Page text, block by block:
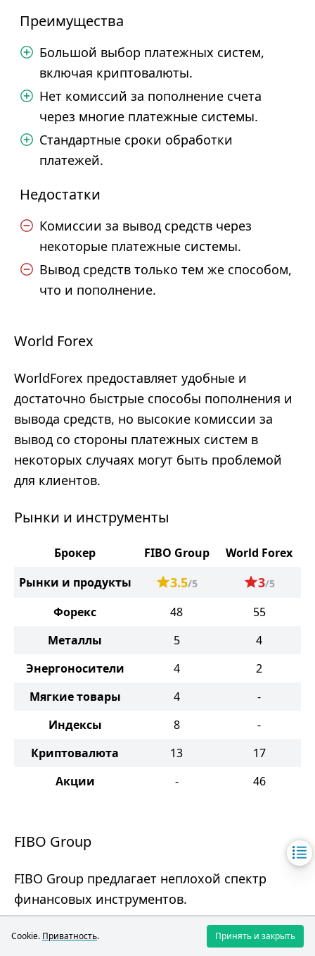
Преимущества
Большой выбор платежных систем,
включая криптовалюты.
Нет комиссий за пополнение счета
через многие платежные системы.
Стандартные сроки обработки
платежей.
Недостатки
Комиссии за вывод средств через
некоторые платежные системы.
Вывод средств только тем же способом,
что и пополнение.
World Forex
WorldForex предоставляет удобные и
достаточно быстрые способы пополнения и
вывода средств, но высокие комиссии за
вывод со стороны платежных систем в
некоторых случаях могут быть проблемой
для клиентов.
Рынки и инструменты
Брокер FIBO Group
World Forex
Рынки и продукты
3.5/5 3/5
Форекс 48
55
Металлы
5
4
Энергоносители
4
2
Мягкие товары
4
-
Индексы
8
-
Криптовалюта
13
17
Акции
- 46
FIBO Group
FIBO Group предлагает неплохой спектр
финансовых инструментов.
Преимущества
Cookie. Приватность. Принять и закрыть